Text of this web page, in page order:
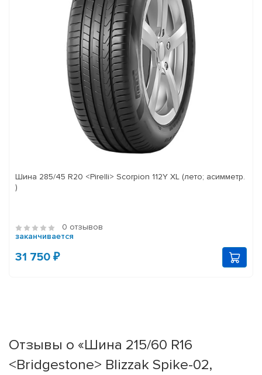
Шина 285/45 R20 <Pirelli> Scorpion 112Y XL (лето; асимметр.
)
0 отзывов
заканчивается
31 750 ₽
Отзывы о «Шина 215/60 R16
<Bridgestone> Blizzak Spike-02,